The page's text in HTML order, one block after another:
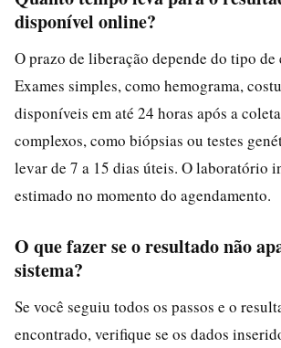
disponível online?
O prazo de liberação depende do tipo de
Exames simples, como hemograma,
disponíveis em até 24 horas após a
complexos, como biópsias ou testes
levar de 7 a 15 dias úteis. O laboratório
estimado no momento do agendamento.
O que fazer se o resultado não
sistema?
Se você seguiu todos os passos e o
encontrado, verifique se os dados